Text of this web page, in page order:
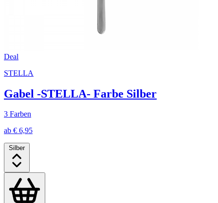
Deal
STELLA
Gabel -STELLA- Farbe Silber
3 Farben
ab € 6,95
Silber